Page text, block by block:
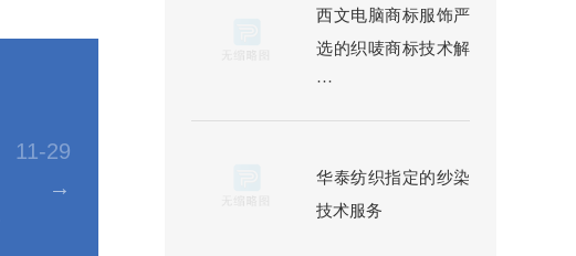
11-29
→
西文电脑商标服饰严
选的织唛商标技术解
···
华泰纺织指定的纱染
技术服务